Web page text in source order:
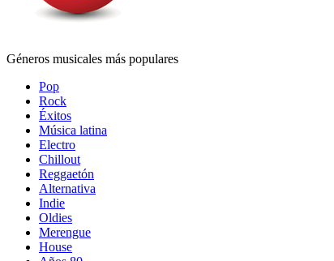
Géneros musicales más populares
Pop
Rock
Éxitos
Música latina
Electro
Chillout
Reggaetón
Alternativa
Indie
Oldies
Merengue
House